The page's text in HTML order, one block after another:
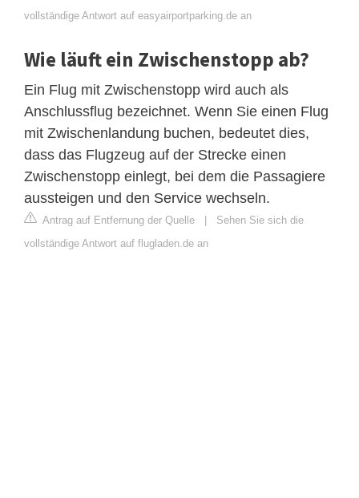
vollständige Antwort auf easyairportparking.de an
Wie läuft ein Zwischenstopp ab?
Ein Flug mit Zwischenstopp wird auch als
Anschlussflug bezeichnet. Wenn Sie einen Flug
mit Zwischenlandung buchen, bedeutet dies,
dass das Flugzeug auf der Strecke einen
Zwischenstopp einlegt, bei dem die Passagiere
aussteigen und den Service wechseln.
Antrag auf Entfernung der Quelle
Sehen Sie sich die
vollständige Antwort auf flugladen.de an